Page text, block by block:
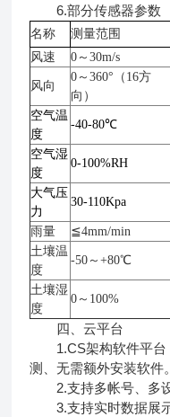
6.部分传感器参数
名称 测量范围
风速
0～30m/s
风向
0～360°（16方
向）
空气温
度
-40-80℃
空气湿
度
0-100%RH
大气压
力
30-110Kpa
雨量 ≦4mm/min
土壤温
度
-50～+80℃
土壤湿
度
0～100%
四、云平台
1.CS架构软件平台
测、无需额外安装软件。
2.支持多帐号、多
3.支持实时数据展示